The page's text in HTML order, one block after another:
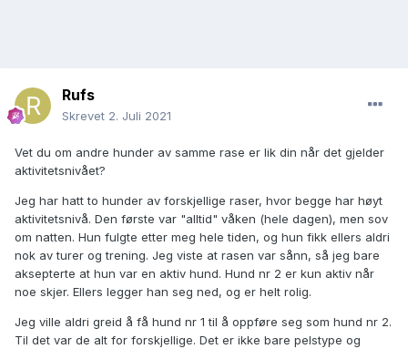
Rufs
Skrevet 2. Juli 2021
Vet du om andre hunder av samme rase er lik din når det gjelder
aktivitetsnivået?
Jeg har hatt to hunder av forskjellige raser, hvor begge har høyt
aktivitetsnivå. Den første var "alltid" våken (hele dagen), men sov
om natten. Hun fulgte etter meg hele tiden, og hun fikk ellers aldri
nok av turer og trening. Jeg viste at rasen var sånn, så jeg bare
aksepterte at hun var en aktiv hund. Hund nr 2 er kun aktiv når
noe skjer. Ellers legger han seg ned, og er helt rolig.
Jeg ville aldri greid å få hund nr 1 til å oppføre seg som hund nr 2.
Til det var de alt for forskjellige. Det er ikke bare pelstype og